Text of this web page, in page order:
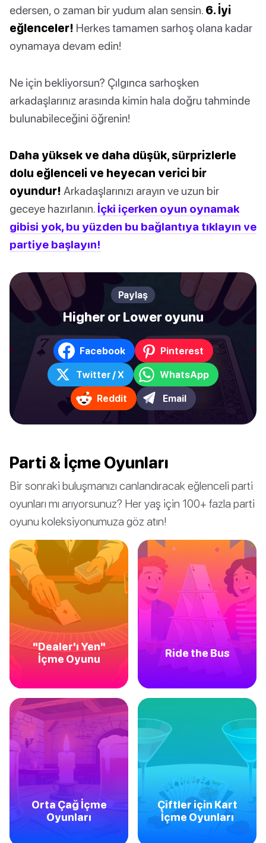
edersen, o zaman bir yudum alan sensin. 6. İyi
eğlenceler! Herkes tamamen sarhoş olana kadar
oynamaya devam edin!
Ne için bekliyorsun? Çılgınca sarhoşken
arkadaşlarınız arasında kimin hala doğru tahminde
bulunabileceğini öğrenin!
Daha yüksek ve daha düşük, sürprizlerle
dolu eğlenceli ve heyecan verici bir
oyundur! Arkadaşlarınızı arayın ve uzun bir
geceye hazırlanın. İçki içerken oyun oynamak
gibisi yok, bu yüzden bu bağlantıya tıklayın ve
partiye başlayın!
Paylaş
Higher or Lower oyunu
Facebook Pinterest
Twitter / X WhatsApp
Reddit Email
Parti & İçme Oyunları
Bir sonraki buluşmanızı canlandıracak eğlenceli parti
oyunları mı arıyorsunuz? Her yaş için 100+ fazla parti
oyunu koleksiyonumuza göz atın!
"Dealer'ı Yen"
İçme Oyunu
Ride the Bus
Orta Çağ İçme
Oyunları
Çiftler için Kart
İçme Oyunları